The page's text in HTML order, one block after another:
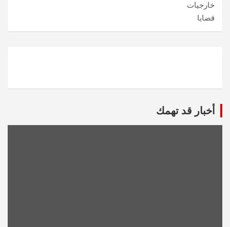
خارجيات
قضايا
أخبار قد تهمك